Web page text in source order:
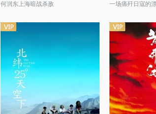
何润东上海暗战杀敌 一场痛歼日寇的